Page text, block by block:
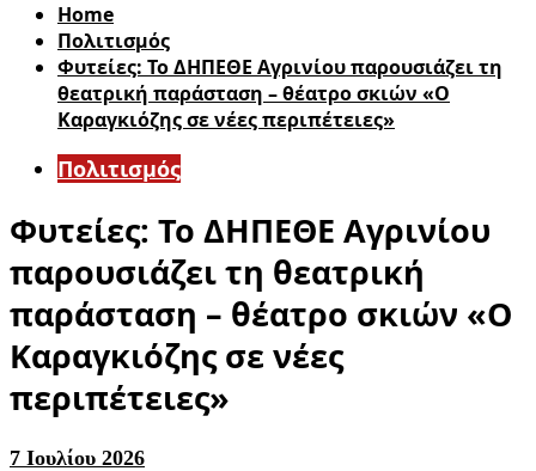
Home
Πολιτισμός
Φυτείες: Το ΔΗΠΕΘΕ Αγρινίου παρουσιάζει τη
θεατρική παράσταση – θέατρο σκιών «Ο
Καραγκιόζης σε νέες περιπέτειες»
Πολιτισμός
Φυτείες: Το ΔΗΠΕΘΕ Αγρινίου
παρουσιάζει τη θεατρική
παράσταση – θέατρο σκιών «Ο
Καραγκιόζης σε νέες
περιπέτειες»
7 Ιουλίου 2026